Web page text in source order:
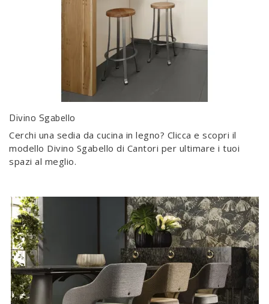
Divino Sgabello
Cerchi una sedia da cucina in legno? Clicca e scopri il
modello Divino Sgabello di Cantori per ultimare i tuoi
spazi al meglio.